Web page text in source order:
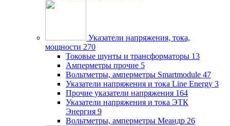
Указатели напряжения, тока,
мощности 270
Токовые шунты и трансформаторы 13
Амперметры прочие 5
Вольтметры, амперметры Smartmodule 47
Указатели напряжения и тока Line Energy 3
Прочие указатели напряжения 164
Указатели напряжения и тока ЭТК
Энергия 9
Вольтметры, амперметры Меандр 26